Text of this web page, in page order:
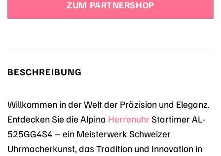
1.295,00 €906,50 €.
ZUM PARTNERSHOP
BESCHREIBUNG
Willkommen in der Welt der Präzision und Eleganz.
Entdecken Sie die Alpina HerrenuhrStartimer AL-
525GG4S4 – ein Meisterwerk Schweizer
Uhrmacherkunst, das Tradition und Innovation in